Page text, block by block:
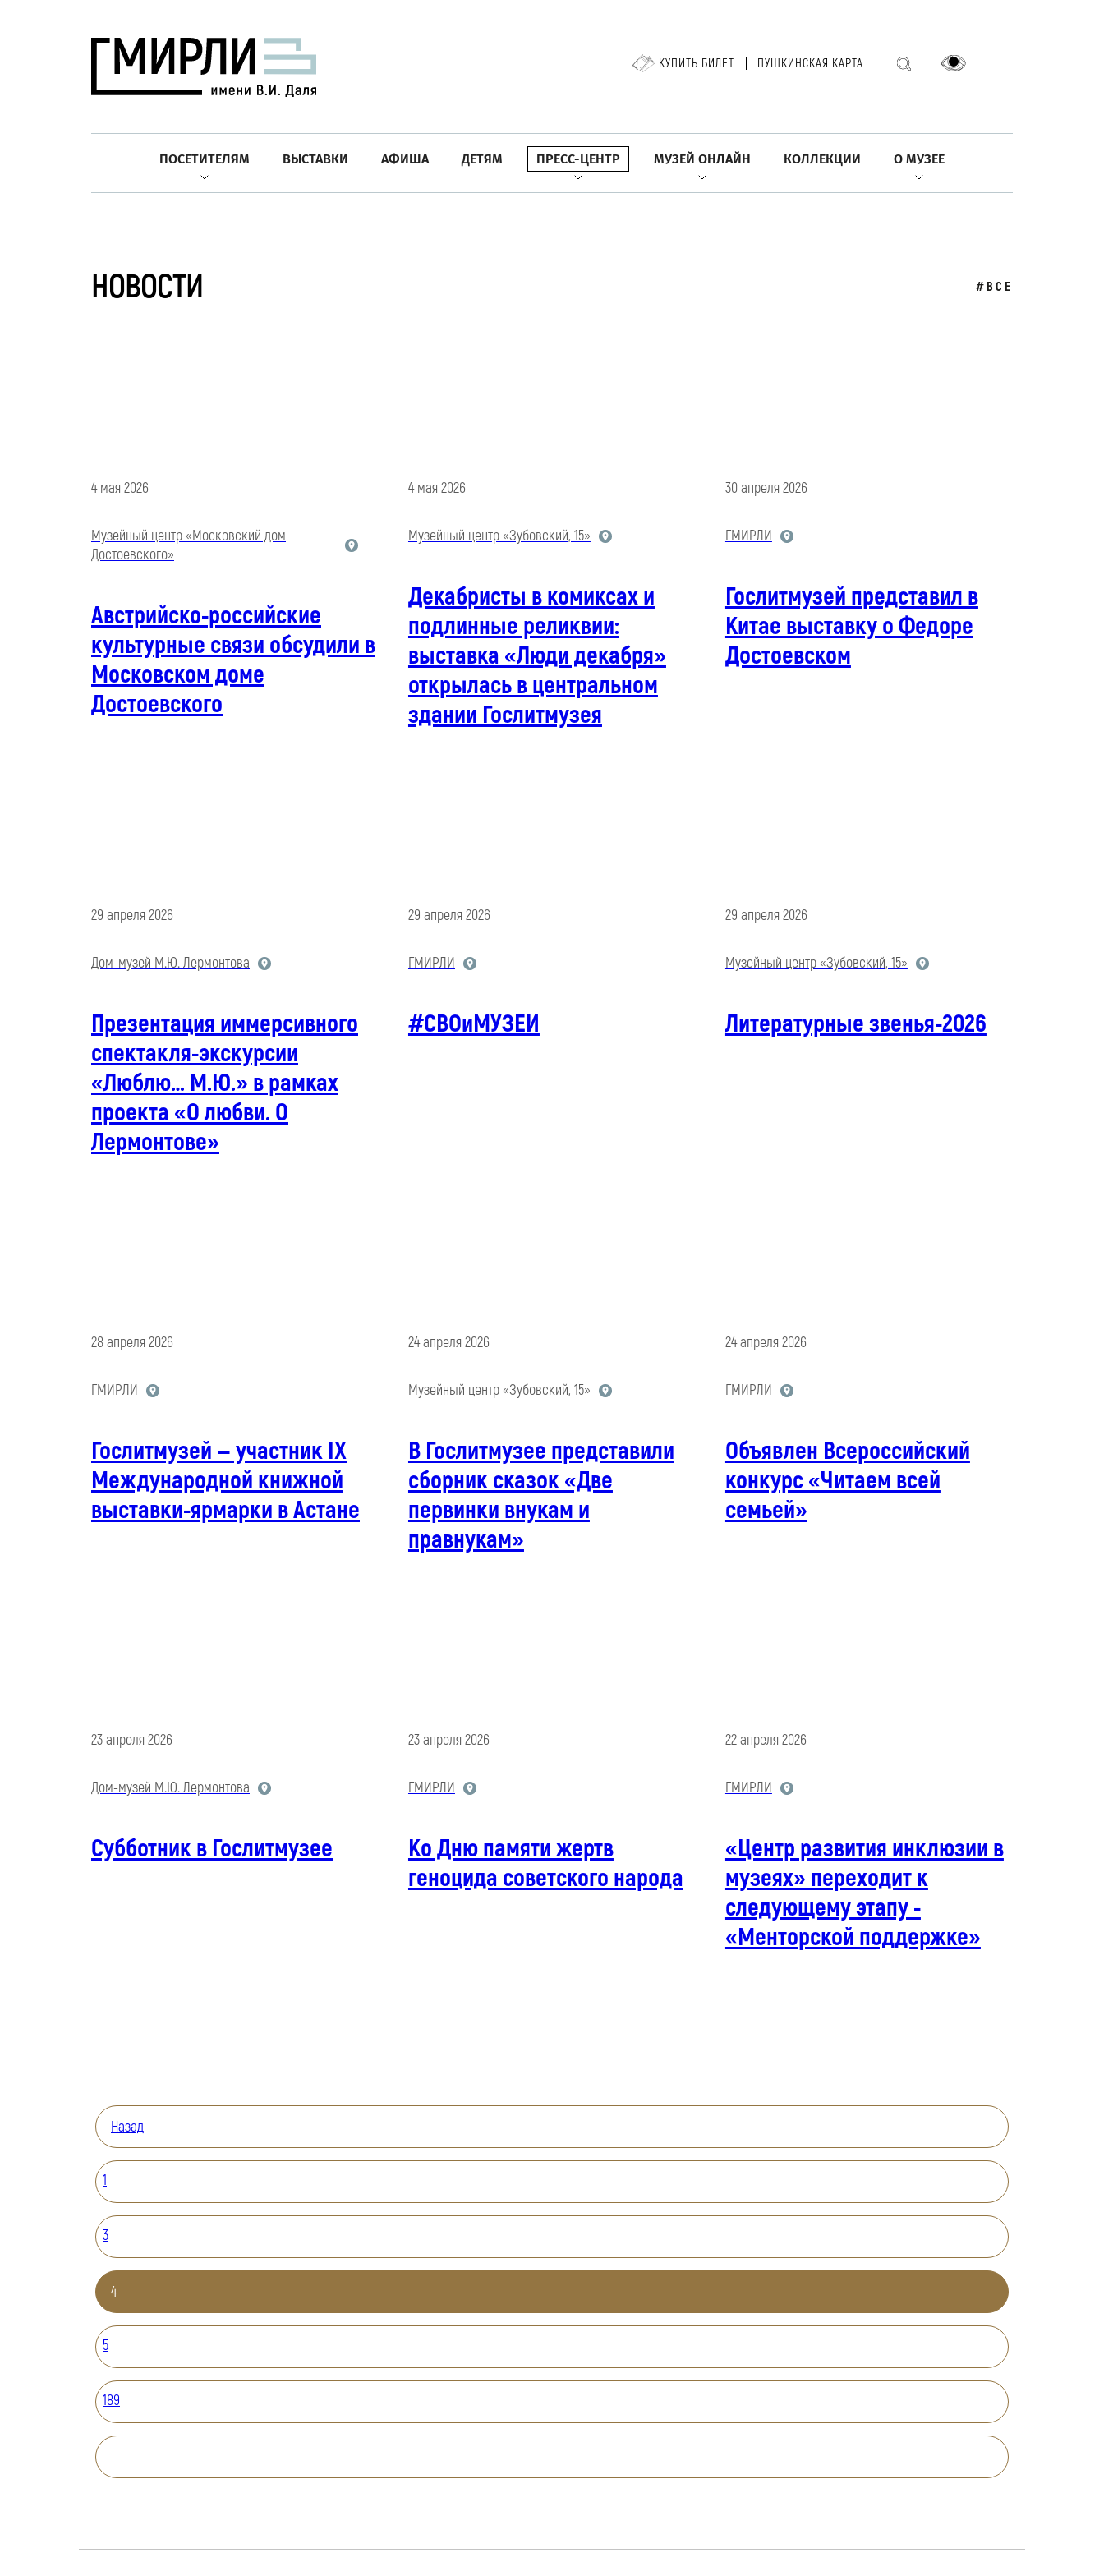
КУПИТЬ БИЛЕТ ПУШКИНСКАЯ КАРТА
ПОСЕТИТЕЛЯМ ВЫСТАВКИ АФИША ДЕТЯМ ПРЕСС-ЦЕНТР МУЗЕЙ ОНЛАЙН КОЛЛЕКЦИИ О МУЗЕЕ
НОВОСТИ #ВСЕ
4 мая 2026
Музейный центр «Московский дом
Достоевского»
Австрийско-российские
культурные связи обсудили в
Московском доме
Достоевского
4 мая 2026
Музейный центр «Зубовский, 15»
Декабристы в комиксах и
подлинные реликвии:
выставка «Люди декабря»
открылась в центральном
здании Гослитмузея
30 апреля 2026
ГМИРЛИ
Гослитмузей представил в
Китае выставку о Федоре
Достоевском
29 апреля 2026
Дом-музей М.Ю. Лермонтова
Презентация иммерсивного
спектакля-экскурсии
«Люблю… М.Ю.» в рамках
проекта «О любви. О
Лермонтове»
29 апреля 2026
ГМИРЛИ
#СВОиМУЗЕИ
29 апреля 2026
Музейный центр «Зубовский, 15»
Литературные звенья-2026
28 апреля 2026
ГМИРЛИ
Гослитмузей — участник IX
Международной книжной
выставки-ярмарки в Астане
24 апреля 2026
Музейный центр «Зубовский, 15»
В Гослитмузее представили
сборник сказок «Две
первинки внукам и
правнукам»
24 апреля 2026
ГМИРЛИ
Объявлен Всероссийский
конкурс «Читаем всей
семьей»
23 апреля 2026
Дом-музей М.Ю. Лермонтова
Субботник в Гослитмузее
23 апреля 2026
ГМИРЛИ
Ко Дню памяти жертв
геноцида советского народа
22 апреля 2026
ГМИРЛИ
«Центр развития инклюзии в
музеях» переходит к
следующему этапу -
«Менторской поддержке»
Назад
1
3
4
5
189